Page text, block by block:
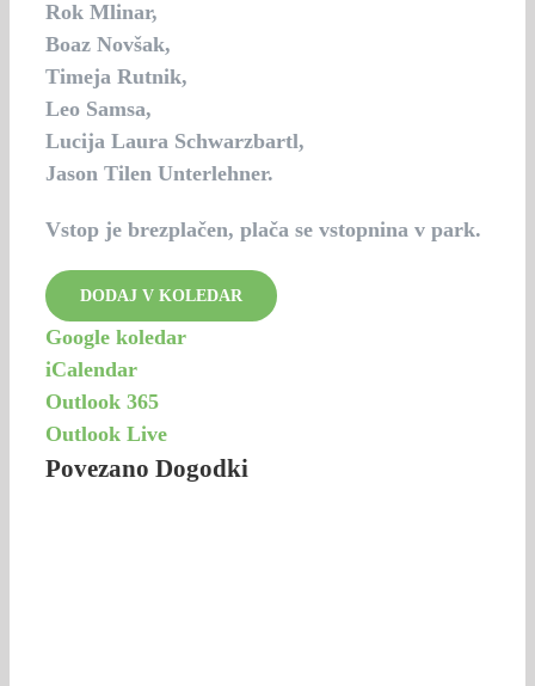
Rok Mlinar,
Boaz Novšak,
Timeja Rutnik,
Leo Samsa,
Lucija Laura Schwarzbartl,
Jason Tilen Unterlehner.
Vstop je brezplačen, plača se vstopnina v park.
DODAJ V KOLEDAR
Google koledar
iCalendar
Outlook 365
Outlook Live
Povezano Dogodki